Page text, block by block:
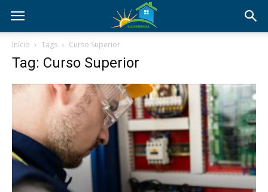
Início Tags Curso Superior
Tag: Curso Superior